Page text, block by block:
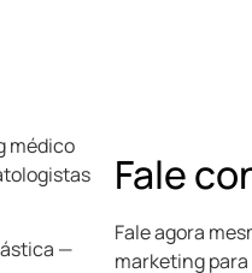
médico
—
Fale
Fale agora
marketing